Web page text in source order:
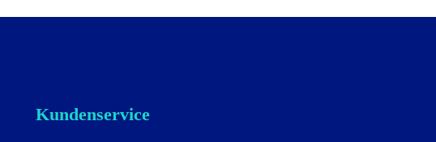
Kundenservice